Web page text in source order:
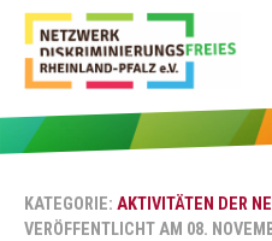
KATEGORIE: AKTIVITÄTEN DER
VERÖFFENTLICHT AM 08.